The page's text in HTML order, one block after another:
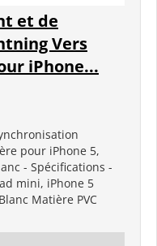
et de
Vers
iPhone...
pour iPhone 5,
- Spécifications -
mini, iPhone 5
Matière PVC